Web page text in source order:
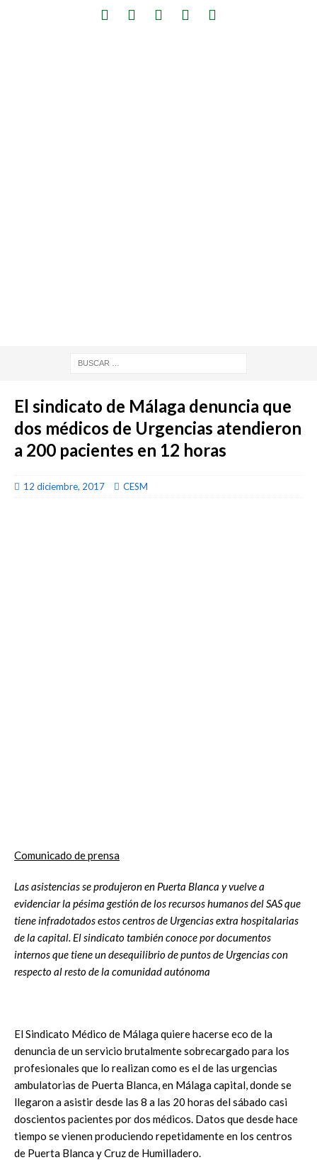
El sindicato de Málaga denuncia que
dos médicos de Urgencias atendieron
a 200 pacientes en 12 horas
12 diciembre, 2017 CESM
Comunicado de prensa
Las asistencias se produjeron en Puerta Blanca y vuelve a
evidenciar la pésima gestión de los recursos humanos del SAS que
tiene infradotados estos centros de Urgencias extra hospitalarias
de la capital. El sindicato también conoce por documentos
internos que tiene un desequilibrio de puntos de Urgencias con
respecto al resto de la comunidad autónoma
El Sindicato Médico de Málaga quiere hacerse eco de la
denuncia de un servicio brutalmente sobrecargado para los
profesionales que lo realizan como es el de las urgencias
ambulatorias de Puerta Blanca, en Málaga capital, donde se
llegaron a asistir desde las 8 a las 20 horas del sábado casi
doscientos pacientes por dos médicos. Datos que desde hace
tiempo se vienen produciendo repetidamente en los centros
de Puerta Blanca y Cruz de Humilladero.